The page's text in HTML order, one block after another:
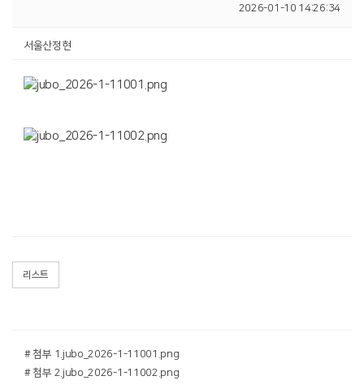
2026-01-10 14:26:34
서울산정현
리스트
# 첨부 1.jubo_2026-1-11001.png
# 첨부 2.jubo_2026-1-11002.png